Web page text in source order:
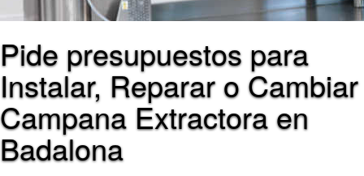
Pide presupuestos para
Instalar, Reparar o Cambiar
Campana Extractora en
Badalona